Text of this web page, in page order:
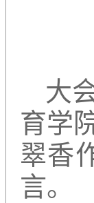
大
育学
翠香
言。